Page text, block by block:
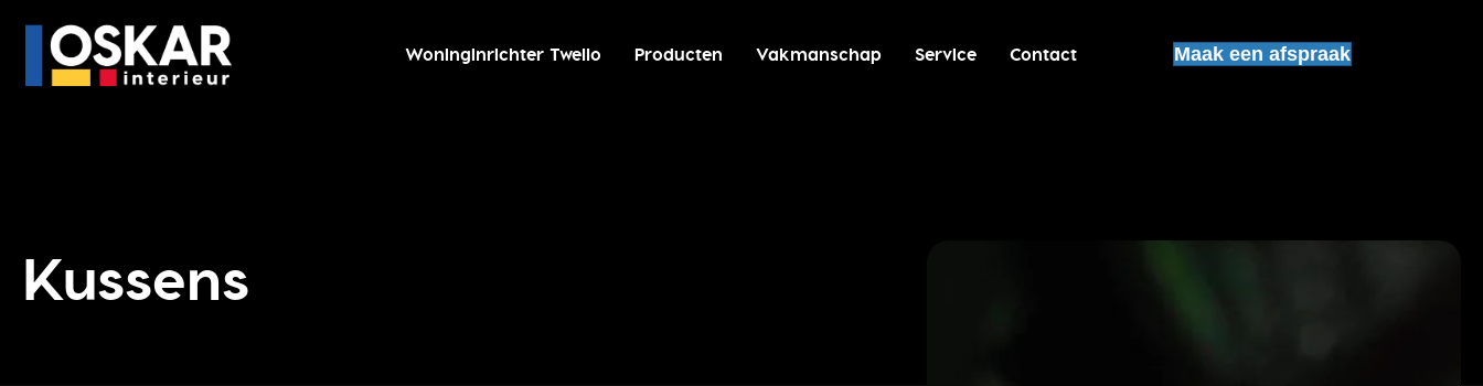
Woninginrichter Twello Producten Vakmanschap Service Contact Maak een afspraak
Kussens